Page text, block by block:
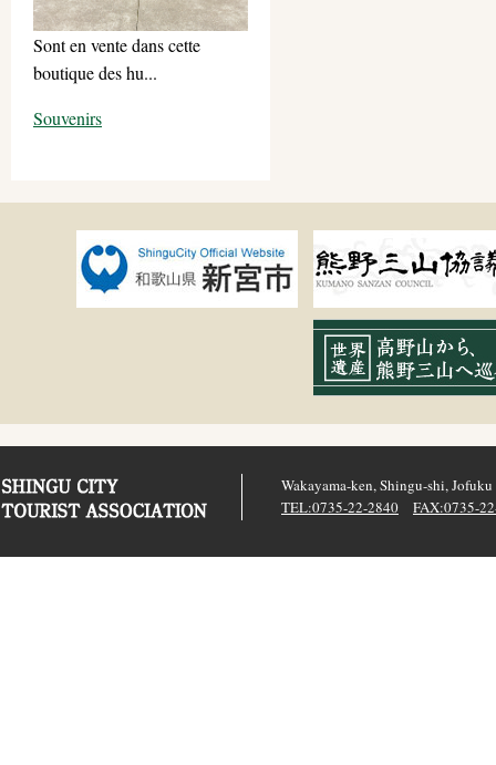
Sont en vente dans cette
boutique des hu...
Souvenirs
Wakayama-ken, Shingu-shi,
TEL:0735-22-2840
FAX:0735-